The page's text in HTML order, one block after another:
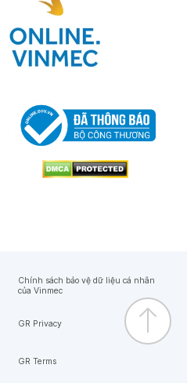
Chính sách bảo vệ dữ liệu cá nhân
của Vinmec
GR Privacy
GR Terms